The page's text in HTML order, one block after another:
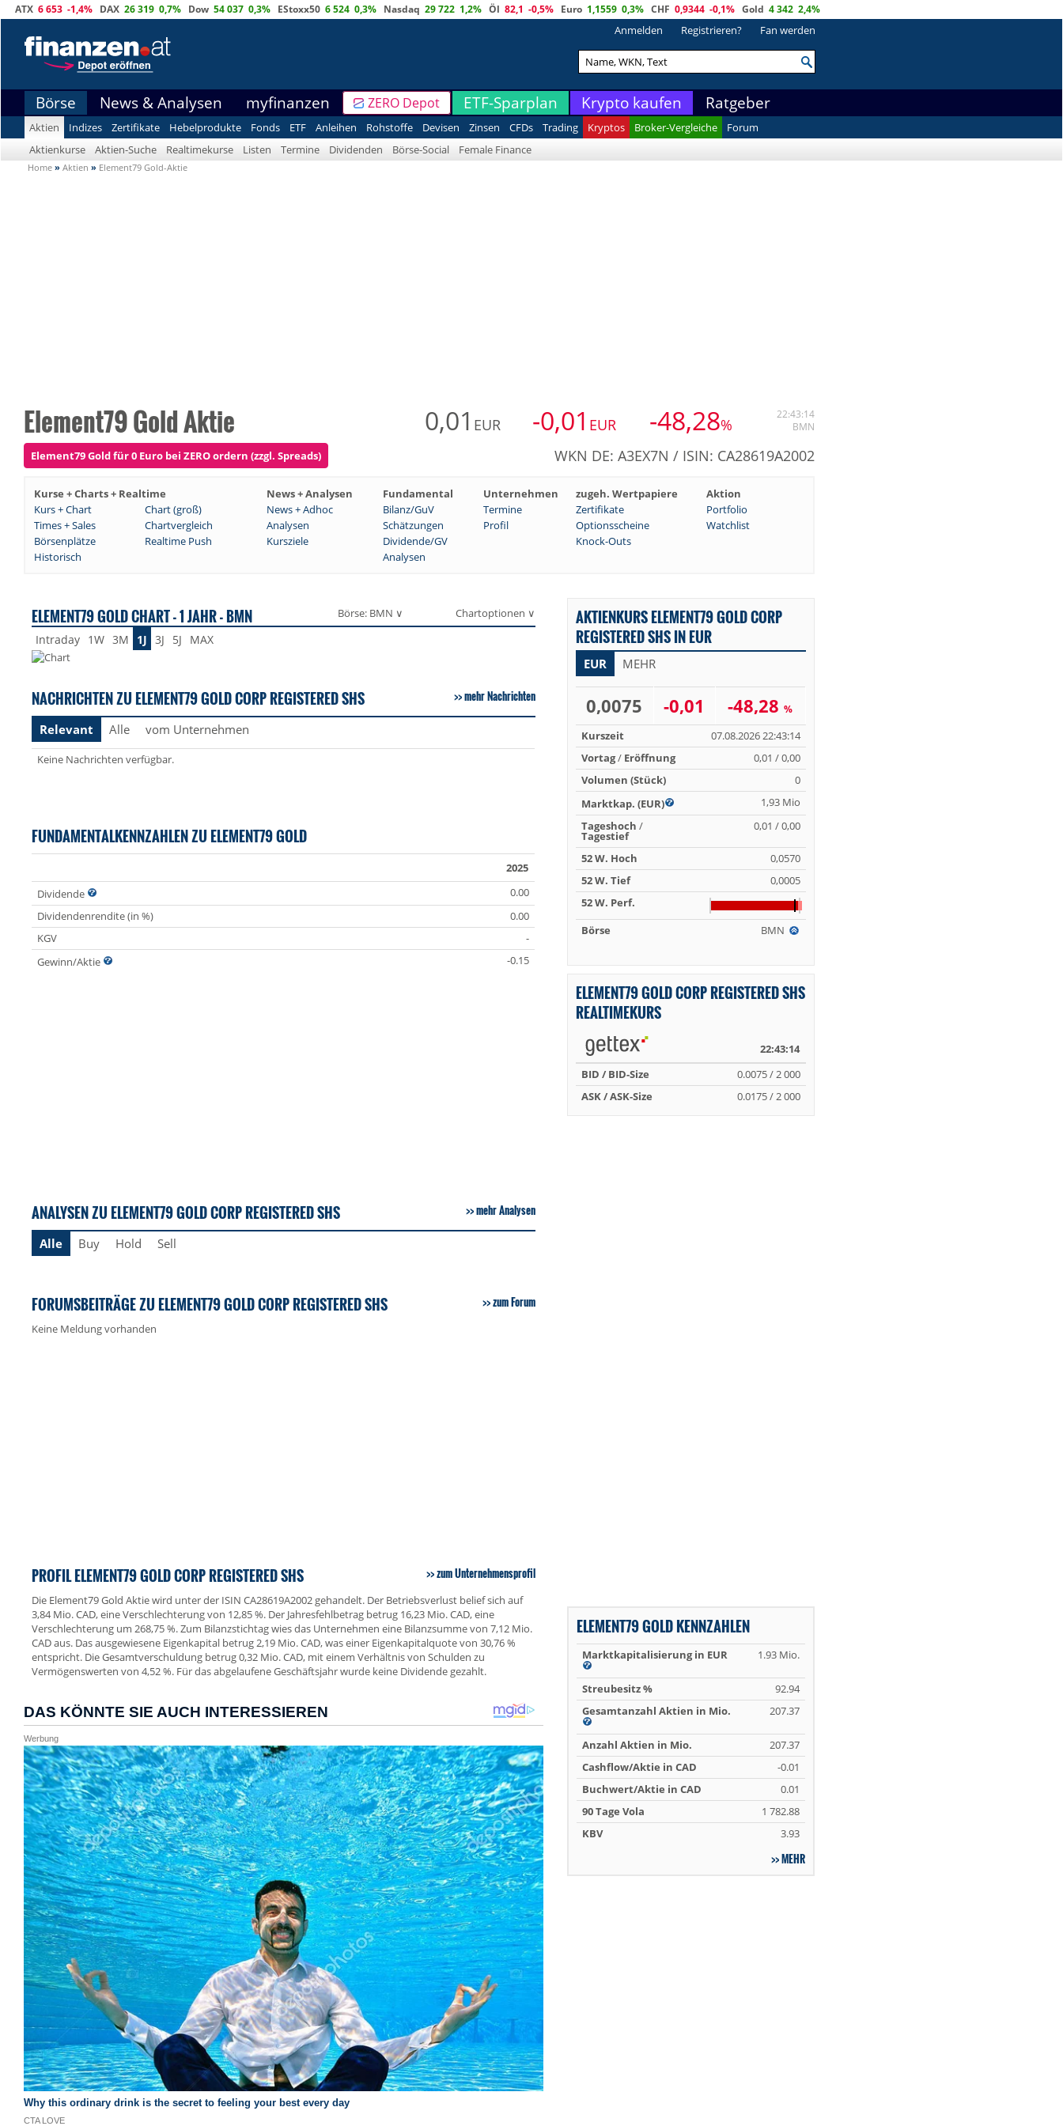
ATX 6 653 -1,4% DAX 26 319 0,7% Dow 54 037 0,3% EStoxx50 6 524 0,3% Nasdaq 29 722 1,2% Öl 82,1 -0,5% Euro 1,1559 0,3% CHF 0,9344 -0,1% Gold 4 342 2,4%
Anmelden Registrieren? Fan werden
Börse News & Analysen myfinanzen ZERO Depot ETF-Sparplan Krypto kaufen Ratgeber
Aktien Indizes Zertifikate Hebelprodukte Fonds ETF Anleihen Rohstoffe Devisen Zinsen CFDs Trading Kryptos Broker-Vergleiche
Forum
Aktienkurse
Aktien-Suche Realtimekurse Listen Termine Dividenden Börse-Social Female Finance
Home » Aktien » Element79 Gold-Aktie
Element79 Gold Aktie 0,01 EUR -0,01 EUR -48,28%
22:43:14
BMN
Element79 Gold für 0 Euro bei ZERO ordern (zzgl. Spreads) WKN DE: A3EX7N / ISIN: CA28619A2002
Kurse + Charts + Realtime News + Analysen Fundamental Unternehmen zugeh. Wertpapiere
Aktion
Kurs + Chart
Chart (groß) News + Adhoc Bilanz/GuV Termine Zertifikate
Portfolio
Times + Sales
Chartvergleich Analysen Schätzungen Profil Optionsscheine
Watchlist
Börsenplätze
Realtime Push Kursziele Dividende/GV
Knock-Outs
Historisch
Analysen
ELEMENT79 GOLD CHART - 1 JAHR - BMN Börse: BMN ∨ Chartoptionen ∨
Intraday 1W 3M 1J 3J 5J MAX
NACHRICHTEN ZU ELEMENT79 GOLD CORP REGISTERED SHS mehr Nachrichten
Relevant Alle vom Unternehmen
Keine Nachrichten verfügbar.
FUNDAMENTALKENNZAHLEN ZU ELEMENT79 GOLD
2025
Dividende
0.00
Dividendenrendite (in %)
0.00
KGV
-
Gewinn/Aktie
-0.15
ANALYSEN ZU ELEMENT79 GOLD CORP REGISTERED SHS mehr Analysen
Alle Buy Hold Sell
FORUMSBEITRÄGE ZU ELEMENT79 GOLD CORP REGISTERED SHS zum Forum
Keine Meldung vorhanden
PROFIL ELEMENT79 GOLD CORP REGISTERED SHS zum Unternehmensprofil
Die Element79 Gold Aktie wird unter der ISIN CA28619A2002 gehandelt. Der Betriebsverlust belief sich auf
3,84 Mio. CAD, eine Verschlechterung von 12,85 %. Der Jahresfehlbetrag betrug 16,23 Mio. CAD, eine
Verschlechterung um 268,75 %. Zum Bilanzstichtag wies das Unternehmen eine Bilanzsumme von 7,12 Mio.
CAD aus. Das ausgewiesene Eigenkapital betrug 2,19 Mio. CAD, was einer Eigenkapitalquote von 30,76 %
entspricht. Die Gesamtverschuldung betrug 0,32 Mio. CAD, mit einem Verhältnis von Schulden zu
Vermögenswerten von 4,52 %. Für das abgelaufene Geschäftsjahr wurde keine Dividende gezahlt.
AKTIENKURS ELEMENT79 GOLD CORP
REGISTERED SHS IN EUR
EUR MEHR
0,0075 -0,01 -48,28%
Kurszeit
07.08.2026 22:43:14
Vortag/ Eröffnung
0,01 / 0,00
Volumen (Stück)
0
Marktkap. (EUR)
1,93 Mio
Tageshoch /
Tagestief
0,01 / 0,00
52 W. Hoch
0,0570
52 W. Tief
0,0005
52 W. Perf.
Börse
BMN
ELEMENT79 GOLD CORP REGISTERED SHS
REALTIMEKURS
22:43:14
BID / BID-Size
0.0075 / 2 000
ASK / ASK-Size
0.0175 / 2 000
ELEMENT79 GOLD KENNZAHLEN
Marktkapitalisierung in EUR 1.93 Mio.
Streubesitz %
92.94
Gesamtanzahl Aktien in Mio.
207.37
Anzahl Aktien in Mio.
207.37
Cashflow/Aktie in CAD
-0.01
Buchwert/Aktie in CAD
0.01
90 Tage Vola
1 782.88
KBV
3.93
MEHR